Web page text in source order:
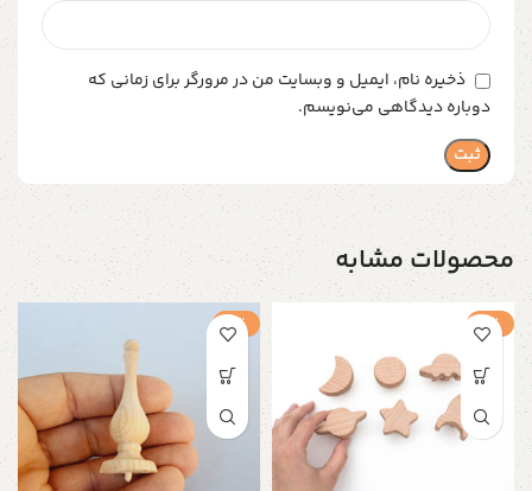
ذخیره نام، ایمیل و وبسایت من در مرورگر برای زمانی که
دوباره دیدگاهی می‌نویسم.
محصولات مشابه
-1%
-1%